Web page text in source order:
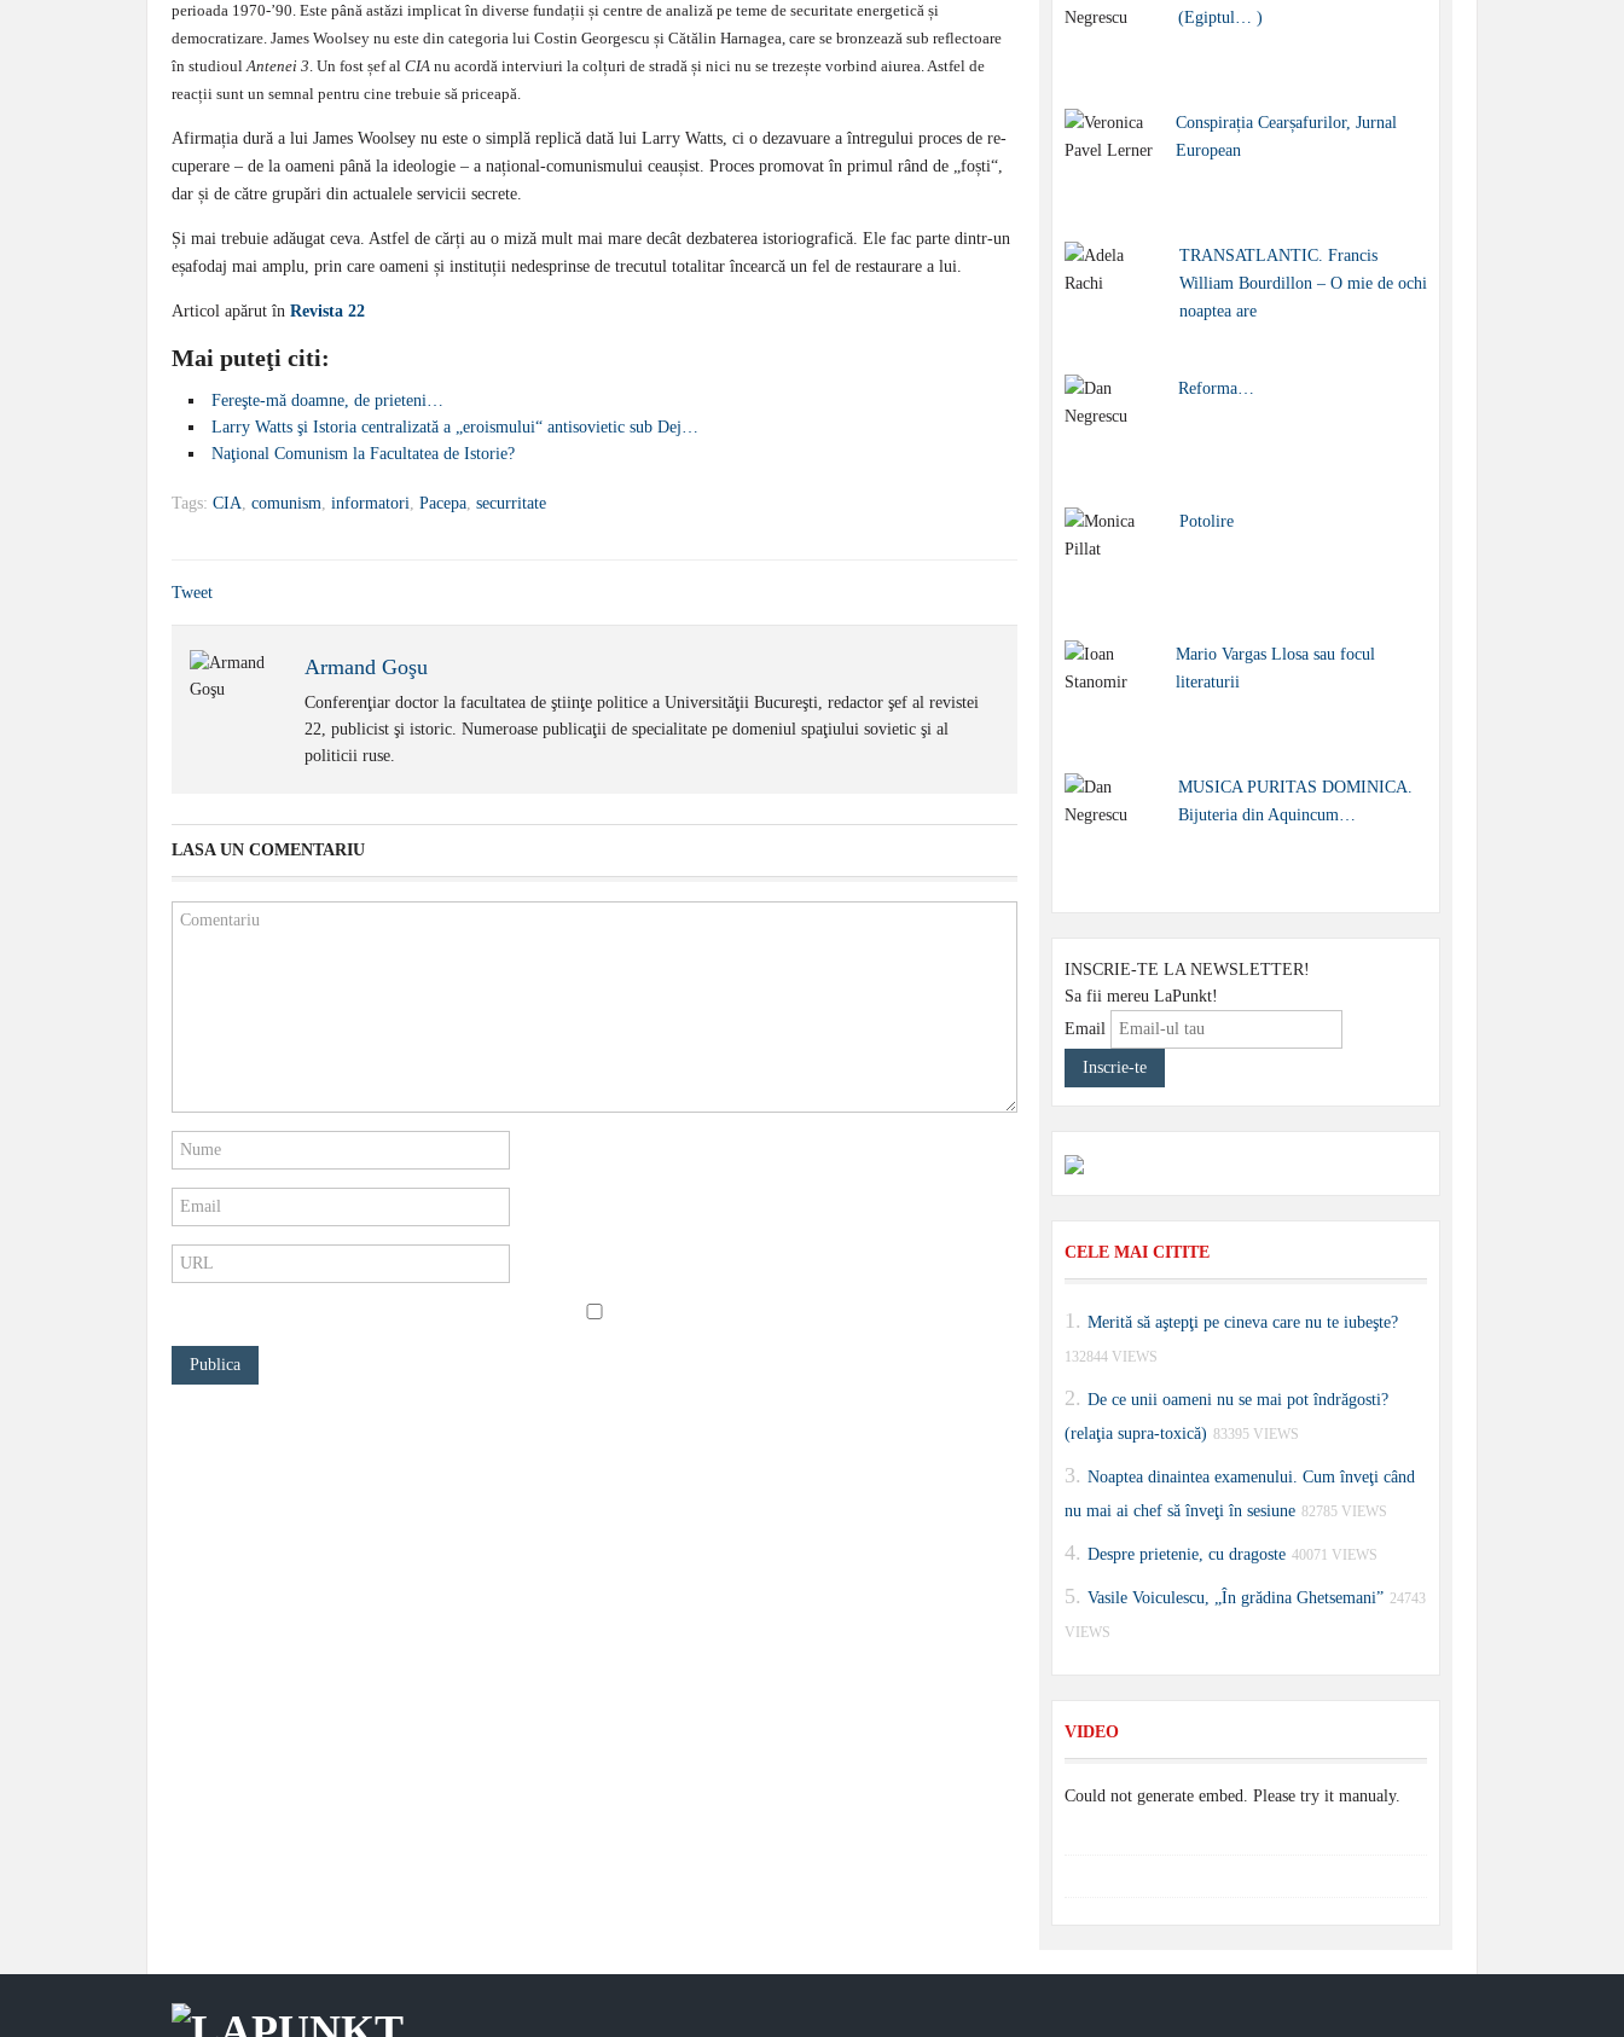
perioada 1970-’90. Este până astăzi implicat în diverse fundații și centre de analiză pe teme de securitate energetică și
democratizare. James Wool­sey nu este din categoria lui Costin Geor­gescu și Cătălin Harnagea, care se bron­zea­ză sub reflectoare
în studioulAntenei 3. Un fost șef al CIA nu acordă interviuri la colțuri de stradă și nici nu se trezește vor­bind aiurea. Astfel de
reacții sunt un sem­nal pentru cine trebuie să priceapă.
Afirmația dură a lui James Woolsey nu es­te o simplă replică dată lui Larry Watts, ci o dezavuare a întregului proces de re­
cu­pe­ra­re – de la oameni până la ideologie – a na­țional-comunismului ceaușist. Proces pro­mo­vat în primul rând de „foști“,
dar și de că­tre grupări din actualele servicii secrete.
Și mai trebuie adăugat ceva. Astfel de cărți au o miză mult mai mare decât dez­baterea istoriografică. Ele fac parte dintr-un
eșa­fodaj mai amplu, prin care oameni și instituții ­nedesprinse de trecutul totalitar încearcă un fel de restaurare a lui.
Articol apărut în Revista 22
Mai puteţi citi:
Fereşte-mă doamne, de prieteni…
Larry Watts şi Istoria centralizată a „eroismului“ antisovietic sub Dej…
Naţional Comunism la Facultatea de Istorie?
Tags: CIA, comunism, informatori, Pacepa, securritate
Tweet
Armand Goşu
Conferenţiar doctor la facultatea de ştiinţe politice a Universităţii Bucureşti, redactor şef al revistei
22, publicist şi istoric. Numeroase publicaţii de specialitate pe domeniul spaţiului sovietic şi al
politicii ruse.
LASA UN COMENTARIU
(Egiptul… )
Conspirația Cearșafurilor, Jurnal
European
TRANSATLANTIC. Francis
William Bourdillon – O mie de ochi
noaptea are
Reforma…
Potolire
Mario Vargas Llosa sau focul
literaturii
MUSICA PURITAS DOMINICA.
Bijuteria din Aquincum…
INSCRIE-TE LA NEWSLETTER!
Sa fii mereu LaPunkt!
Email
CELE MAI CITITE
Merită să aştepţi pe cineva care nu te iubeşte?
132844 VIEWS
De ce unii oameni nu se mai pot îndrăgosti?
(relaţia supra-toxică) 83395 VIEWS
Noaptea dinaintea examenului. Cum înveţi când
nu mai ai chef să înveţi în sesiune 82785 VIEWS
Despre prietenie, cu dragoste 40071 VIEWS
Vasile Voiculescu, „În grădina Ghetsemani” 24743
VIEWS
VIDEO
Could not generate embed. Please try it manualy.